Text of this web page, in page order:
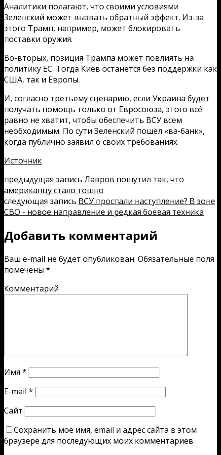
Аналитики полагают, что своими условиями
Зеленский может вызвать обратный эффект. Из-за
этого Трамп, например, может блокировать
поставки оружия.
Во-вторых, позиция Трампа может повлиять на
политику ЕС. Тогда Киев останется без поддержки как
США, так и Европы.
И, согласно третьему сценарию, если Украина будет
получать помощь только от Евросоюза, этого всё
равно не хватит, чтобы обеспечить ВСУ всем
необходимым. По сути Зеленский пошёл «ва-банк»,
когда публично заявил о своих требованиях.
Источник
предыдущая запись Лавров пошутил так, что
американцу стало тошно
следующая запись ВСУ проспали наступление? В зоне
СВО - новое направление и редкая боевая техника
Добавить комментарий
Ваш e-mail не будет опубликован. Обязательные поля
помечены *
Комментарий
Имя *
E-mail *
Сайт
Сохранить моё имя, email и адрес сайта в этом
браузере для последующих моих комментариев.